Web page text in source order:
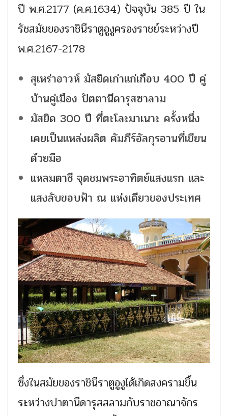
ปี พ.ศ.2177 (ค.ศ.1634) ปัจจุบัน 385 ปี ใน
รัชสมัยของราชินีราตูอูงูครองราชย์ระหว่างปี
พ.ศ.2167-2178
สุเหร่าอาวห์ มัสยิดเก่าแก่เกือบ 400 ปี คู่
บ้านคู่เมือง ปัตตานีดารุสซาลาม
มัสยิด 300 ปี ที่ตะโละมาเนาะ ครั้งหนึ่ง
เคยเป็นแหล่งผลิต คัมภีร์อัลกุรอานที่เขียน
ด้วยมือ
แหลมตาชี จุดชมพระอาทิตย์แสงแรก และ
แสงลับขอบฟ้า ณ แห่งเดียวของประเทศ
ซึ่งในสมัยของราชินีราตูอูงูได้เกิดสงครามขึ้น
ระหว่างปาตานีดารุสสลามกับราชอาณาจักร